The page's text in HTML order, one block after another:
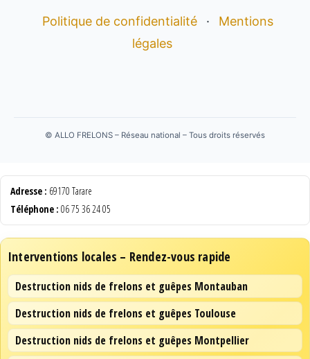
Politique de confidentialité ·
Mentions
légales
© ALLO FRELONS – Réseau national – Tous droits réservés
Adresse : 69170 Tarare
Téléphone : 06 75 36 24 05
Interventions locales – Rendez-vous rapide
Destruction nids de frelons et guêpes Montauban
Destruction nids de frelons et guêpes Toulouse
Destruction nids de frelons et guêpes Montpellier